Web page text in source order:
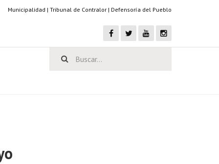
Municipalidad | Tribunal de Contralor | Defensoría del Pueblo